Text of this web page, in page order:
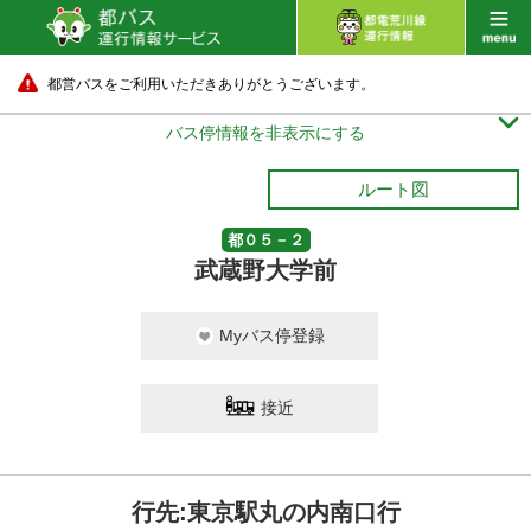
都営バスをご利用いただきありがとうございます。
バス停情報を非表示にする 
ルート図
都０５－２
武蔵野大学前
Myバス停登録
接近
行先:東京駅丸の内南口行